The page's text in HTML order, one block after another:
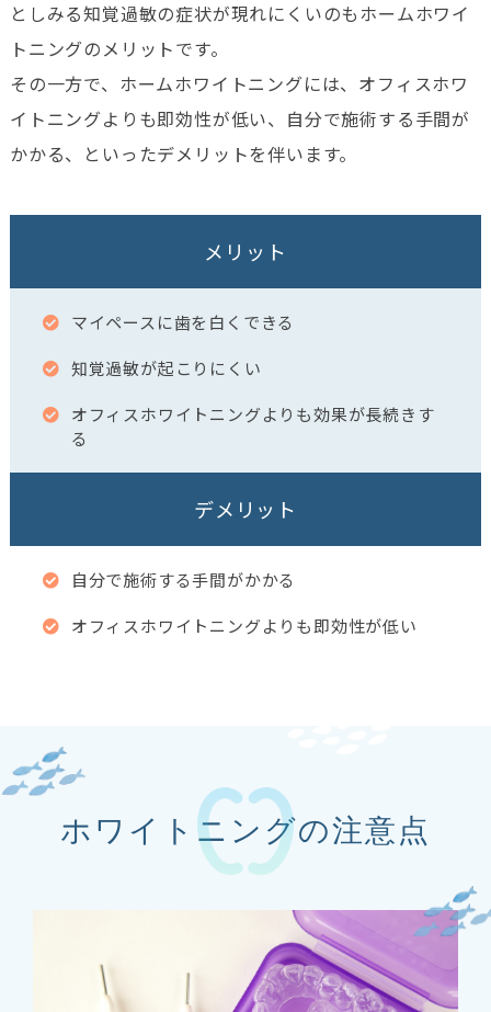
としみる知覚過敏の症状が現れにくいのもホームホワイ
トニングのメリットです。
その一方で、ホームホワイトニングには、オフィスホワ
イトニングよりも即効性が低い、自分で施術する手間が
かかる、といったデメリットを伴います。
メリット
マイペースに歯を白くできる
知覚過敏が起こりにくい
オフィスホワイトニングよりも効果が長続きす
る
デメリット
自分で施術する手間がかかる
オフィスホワイトニングよりも即効性が低い
ホワイトニングの注意点